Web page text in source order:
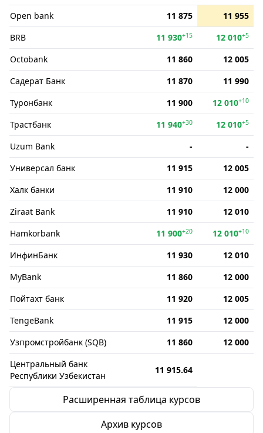
Open bank
11 875
11 955
BRB
11 930+15 12 010+5
Octobank 11 860
12 005
Садерат Банк
11 870
11 990
Туронбанк
11 900 12 010+10
Трастбанк 11 940+30 12 010+5
Uzum Bank -
-
Универсал банк
11 915
12 005
Халк банки
11 910
12 000
Ziraat Bank
11 910
12 010
Hamkorbank
11 900+20 12 010+10
ИнфинБанк 11 930
12 010
MyBank
11 860
12 000
Пойтахт банк
11 920
12 005
TengeBank
11 915
12 000
Узпромстройбанк (SQB)
11 860
12 000
Центральный банк
Республики Узбекистан
11 915.64
Расширенная таблица курсов
Архив курсов